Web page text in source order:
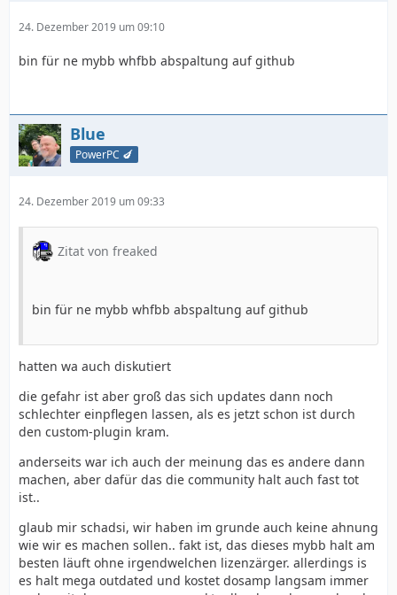
24. Dezember 2019 um 09:10
bin für ne mybb whfbb abspaltung auf github
Blue
PowerPC 🍆
24. Dezember 2019 um 09:33
Zitat von freaked
bin für ne mybb whfbb abspaltung auf github
hatten wa auch diskutiert
die gefahr ist aber groß das sich updates dann noch
schlechter einpflegen lassen, als es jetzt schon ist durch
den custom-plugin kram.
anderseits war ich auch der meinung das es andere dann
machen, aber dafür das die community halt auch fast tot
ist..
glaub mir schadsi, wir haben im grunde auch keine ahnung
wie wir es machen sollen.. fakt ist, das dieses mybb halt am
besten läuft ohne irgendwelchen lizenzärger. allerdings is
es halt mega outdated und kostet dosamp langsam immer